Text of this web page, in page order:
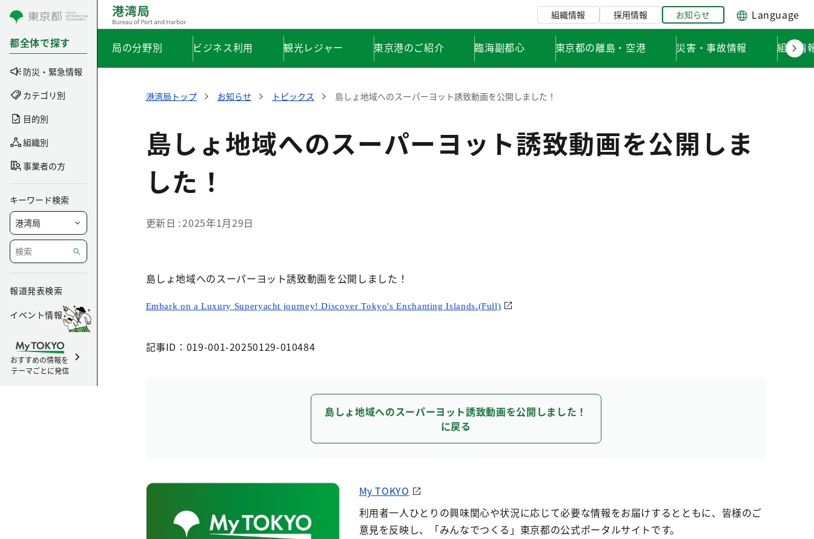
コンテンツにスキップ
都全体で探す
防災・緊急情報
カテゴリ別
目的別
組織別
事業者の方
キーワード検索
報道発表検索
イベント情報
おすすめの情報を
テーマごとに発信
組織情報 採用情報 お知らせ Language
局の分野別 ビジネス利用 観光レジャー 東京港のご紹介 臨海副都心 東京都の離島・空港 災害・事故情報 組織情
港湾局トップ お知らせ トピックス 島しょ地域へのスーパーヨット誘致動画を公開しました！
島しょ地域へのスーパーヨット誘致動画を公開しま
した！
更新日 2025年1月29日
島しょ地域へのスーパーヨット誘致動画を公開しました！
Embark on a Luxury Superyacht journey! Discover Tokyo's Enchanting Islands.(Full)
記事ID：019-001-20250129-010484
島しょ地域へのスーパーヨット誘致動画を公開しました！
に戻る
My TOKYO
利用者一人ひとりの興味関心や状況に応じて必要な情報をお届けするとともに、皆様のご
意見を反映し、「みんなでつくる」東京都の公式ポータルサイトです。